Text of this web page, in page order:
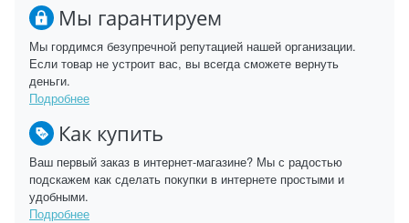
Мы гарантируем
Мы гордимся безупречной репутацией нашей организации.
Если товар не устроит вас, вы всегда сможете вернуть
деньги.
Подробнее
Как купить
Ваш первый заказ в интернет-магазине? Мы с радостью
подскажем как сделать покупки в интернете простыми и
удобными.
Подробнее